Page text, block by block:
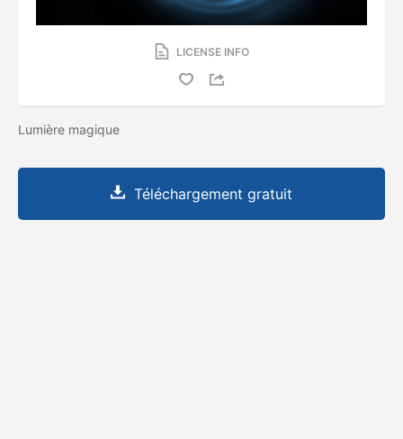
LICENSE INFO
Lumière magique
Téléchargement gratuit